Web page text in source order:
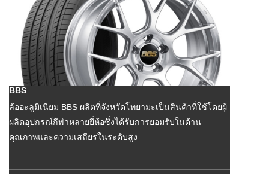
BBS
ล้ออะลูมิเนียม BBS ผลิตที่จังหวัดโทยามะเป็นสินค้าที่ใช้โดยผู้
ผลิตอุปกรณ์กีฬาหลายยี่ห้อซึ่งได้รับการยอมรับในด้าน
คุณภาพและความเสถียรในระดับสูง